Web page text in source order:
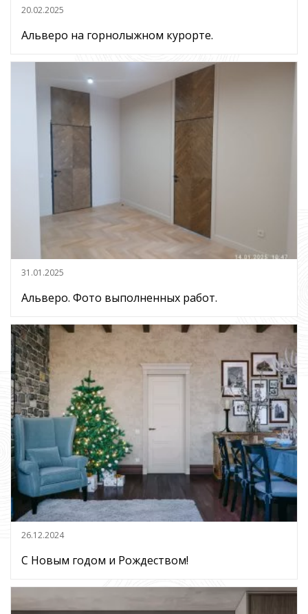
20.02.2025
Альверо на горнолыжном курорте.
31.01.2025
Альверо. Фото выполненных работ.
26.12.2024
С Новым годом и Рождеством!